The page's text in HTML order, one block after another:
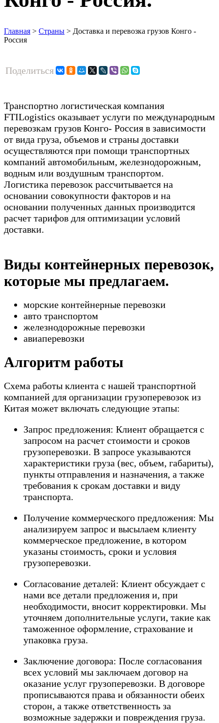
Главная > Страны > Доставка и перевозка грузов Конго -
Россия
Поделиться
Транспортно логистическая компания
FTILogistics оказывает услуги по международным
перевозкам грузов Конго- Россия в зависимости
от вида груза, объемов и страны доставки
осуществляются при помощи транспортных
компаний автомобильным, железнодорожным,
водным или воздушным транспортом.
Логистика перевозок рассчитывается на
основании совокупности факторов и на
основании полученных данных производится
расчет тарифов для оптимизации условий
доставки.
Виды контейнерных перевозок,
которые мы предлагаем.
морские контейнерные перевозки
авто транспортом
железнодорожные перевозки
авиаперевозки
Алгоритм работы
Схема работы клиента с нашей транспортной
компанией для организации грузоперевозок из
Китая может включать следующие этапы:
Запрос предложения: Клиент обращается с
запросом на расчет стоимости и сроков
грузоперевозки. В запросе указываются
характеристики груза (вес, объем, габариты),
пункты отправления и назначения, а также
требования к срокам доставки и виду
транспорта.
Получение коммерческого предложения: Мы
анализируем запрос и высылаем клиенту
коммерческое предложение, в котором
указаны стоимость, сроки и условия
грузоперевозки.
Согласование деталей: Клиент обсуждает с
нами все детали предложения и, при
необходимости, вносит корректировки. Мы
уточняем дополнительные услуги, такие как
таможенное оформление, страхование и
упаковка груза.
Заключение договора: После согласования
всех условий мы заключаем договор на
оказание услуг грузоперевозки. В договоре
прописываются права и обязанности обеих
сторон, а также ответственность за
возможные задержки и повреждения груза.